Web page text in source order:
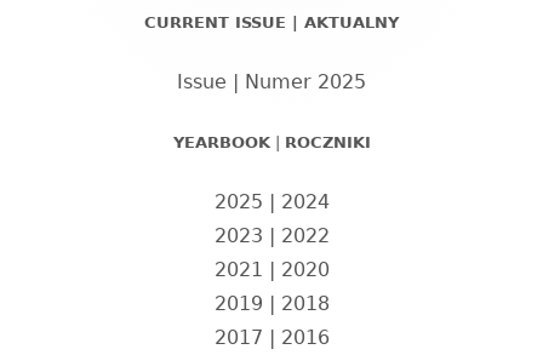
CURRENT ISSUE | AKTUALNY
Issue | Numer 2025
YEARBOOK| ROCZNIKI
2025 | 2024
2023 | 2022
2021 | 2020
2019 | 2018
2017 | 2016